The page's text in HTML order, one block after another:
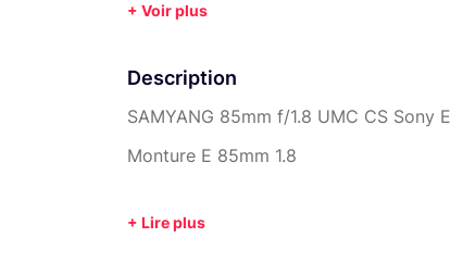
+ Voir plus
Description
SAMYANG 85mm f/1.8 UMC CS Sony E
Monture E 85mm 1.8